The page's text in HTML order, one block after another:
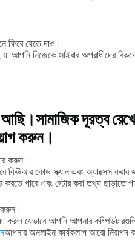
ফিরে যেতে দাও।
আপনি নিজেকে সাইবার অপরাধীদের
সামাজিক দূরত্ব
করুন।
করুন।
কিউআর কোড স্ক্যান এবং অ্যাক্সেস
করতে পারে এবং স্টোর করা তথ্য ছাড়াতে
করুন যেভাবে আপনি আপনার
আপনার অনলাইন কার্যকলাপ আরো নিরাপদ